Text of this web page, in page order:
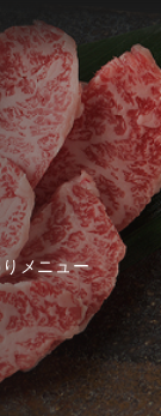
メニュー